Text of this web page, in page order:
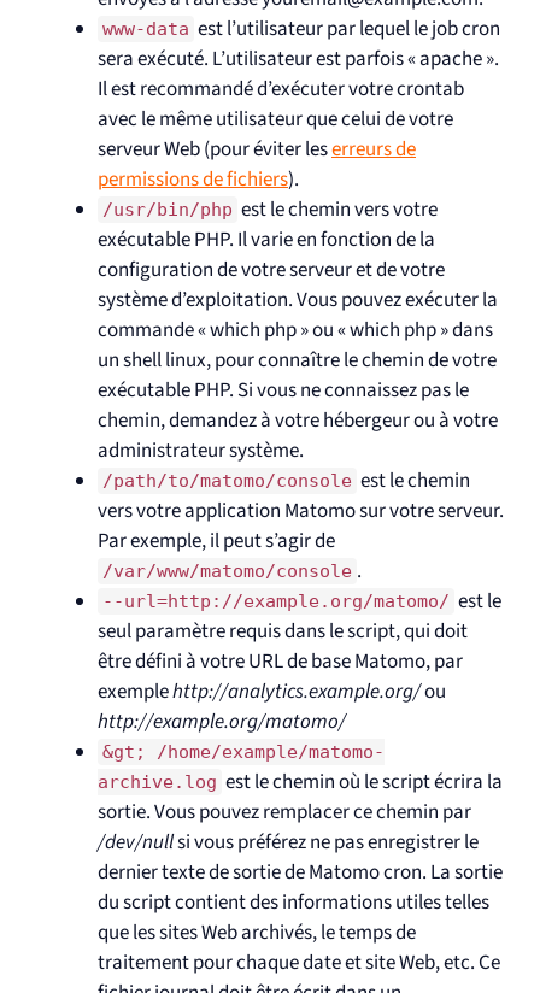
www-data est l’utilisateur par lequel le job cron
sera exécuté. L’utilisateur est parfois « apache ».
Il est recommandé d’exécuter votre crontab
avec le même utilisateur que celui de votre
serveur Web (pour éviter leserreurs de
permissions de fichiers).
/usr/bin/php est le chemin vers votre
exécutable PHP. Il varie en fonction de la
configuration de votre serveur et de votre
système d’exploitation. Vous pouvez exécuter la
commande « which php » ou « which php » dans
un shell linux, pour connaître le chemin de votre
exécutable PHP. Si vous ne connaissez pas le
chemin, demandez à votre hébergeur ou à votre
administrateur système.
/path/to/matomo/console est le chemin
vers votre application Matomo sur votre serveur.
Par exemple, il peut s’agir de
/var/www/matomo/console .
--url=http://example.org/matomo/ est le
seul paramètre requis dans le script, qui doit
être défini à votre URL de base Matomo, par
exemplehttp://analytics.example.org/ou
http://example.org/matomo/
&gt; /home/example/matomo-
archive.log est le chemin où le script écrira la
sortie. Vous pouvez remplacer ce chemin par
/dev/nullsi vous préférez ne pas enregistrer le
dernier texte de sortie de Matomo cron. La sortie
du script contient des informations utiles telles
que les sites Web archivés, le temps de
traitement pour chaque date et site Web, etc. Ce